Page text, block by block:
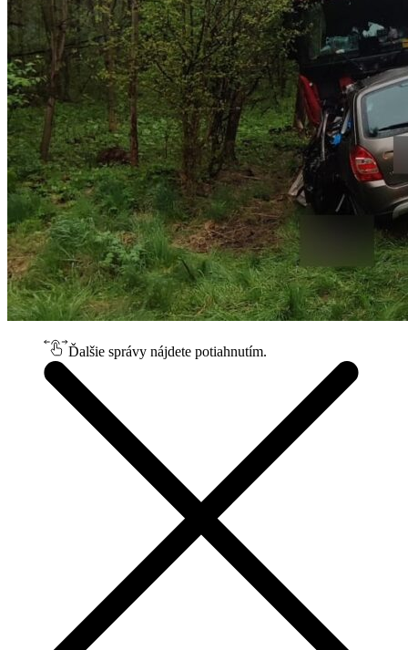
Ďalšie správy nájdete potiahnutím.